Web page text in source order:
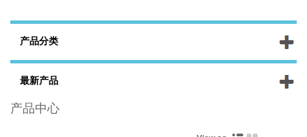
产品分类
最新产品
产品中心